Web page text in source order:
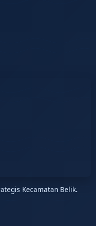
Kecamatan Belik.